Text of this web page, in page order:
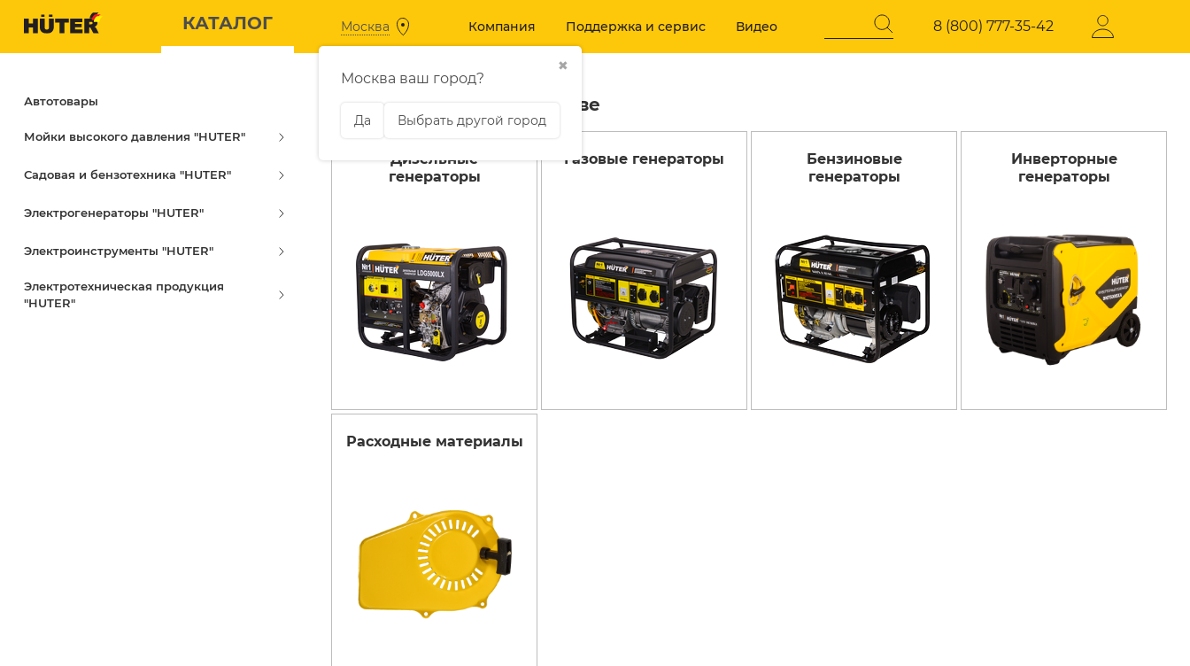
КАТАЛОГ Москва
✖
Москва ваш город?
Да Выбрать другой город
Компания Поддержка и сервис Видео 8 (800) 777-35-42
КАТАЛОГ
МОЙКИ ВЫСОКОГО
Мойки высокого давления
Аксессуары
САДОВАЯ И БЕНЗОТЕХНИКА
газонокосилки
Аккумуляторные
секаторы
Бензиновые
воздуходувки
газонокосилки
Мотокультиваторы и
сельскохозяйственная
воздуходувки
Аккумуляторные пилы
Аккумуляторные
триммеры и кусторезы
Бензиновые
Бензорезы
Двигатели
Лодочные моторы
Мотобуры
Мотопомпы
Опрыскиватели
бензиновые
ЭЛЕКТРОГЕНЕРАТОРЫ
Газовые генераторы
Бензиновые генераторы
Инверторные генераторы
ЭЛЕКТРОТЕХНИЧЕСКАЯ
ПРОДУКЦИЯ
Стабилизаторы напряжения
Вход Регистрация
Автотовары
Мойки высокого давления "HUTER"
Садовая и бензотехника "HUTER"
Электрогенераторы "HUTER"
Электроинструменты "HUTER"
Электротехническая продукция
"HUTER"
Генераторы Huter в Москве
Дизельные
генераторы
Газовые генераторы
Бензиновые
генераторы
Инверторные
генераторы
Расходные материалы